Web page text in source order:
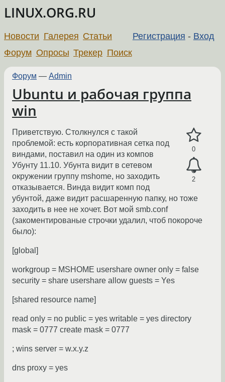
LINUX.ORG.RU
Регистрация - Вход
Новости Галерея Статьи
Форум Опросы Трекер Поиск
Форум — Admin
Ubuntu и рабочая группа
win
0
2
Приветствую. Столкнулся с такой
проблемой: есть корпоративная сетка под
виндами, поставил на один из компов
Убунту 11.10. Убунта видит в сетевом
окружении группу mshome, но заходить
отказывается. Винда видит комп под
убунтой, даже видит расшаренную папку, но тоже
заходить в нее не хочет. Вот мой smb.conf
(закоментированые строчки удалил, чтоб покороче
было):
[global]
workgroup = MSHOME usershare owner only = false
security = share usershare allow guests = Yes
[shared resource name]
read only = no public = yes writable = yes directory
mask = 0777 create mask = 0777
; wins server = w.x.y.z
dns proxy = yes